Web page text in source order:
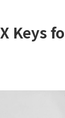
Keys